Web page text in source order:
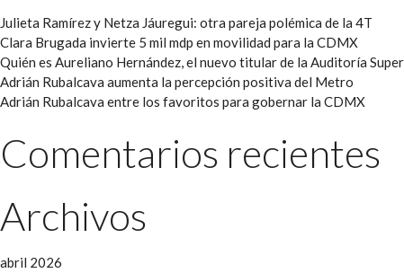
Julieta Ramírez y Netza Jáuregui: otra pareja polémica de la 4T
Clara Brugada invierte 5 mil mdp en movilidad para la CDMX
Quién es Aureliano Hernández, el nuevo titular de la Auditoría
Adrián Rubalcava aumenta la percepción positiva del Metro
Adrián Rubalcava entre los favoritos para gobernar la CDMX
Comentarios recientes
Archivos
abril 2026